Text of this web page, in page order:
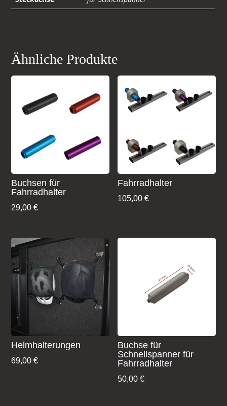
Ähnliche Produkte
Buchsen für
Fahrradhalter
29,00€
Fahrradhalter
105,00€
Helmhalterungen
69,00€
Buchse für
Schnellspanner für
Fahrradhalter
50,00€